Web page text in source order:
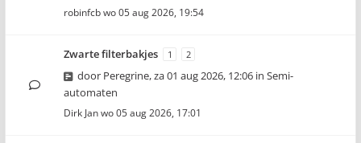
robinfcbwo 05 aug 2026, 19:54
Zwarte filterbakjes 1 2
door Peregrine,za 01 aug 2026, 12:06 in Semi-
automaten
Dirk Janwo 05 aug 2026, 17:01